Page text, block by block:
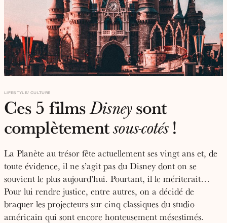
CULTURE
LIFESTYLE
Ces 5 filmsDisneysont
complètementsous-cotés!
La Planète au trésor fête actuellement ses vingt ans et, de
toute évidence, il ne s’agit pas du Disney dont on se
souvient le plus aujourd’hui. Pourtant, il le mériterait…
Pour lui rendre justice, entre autres, on a décidé de
braquer les projecteurs sur cinq classiques du studio
américain qui sont encore honteusement mésestimés.